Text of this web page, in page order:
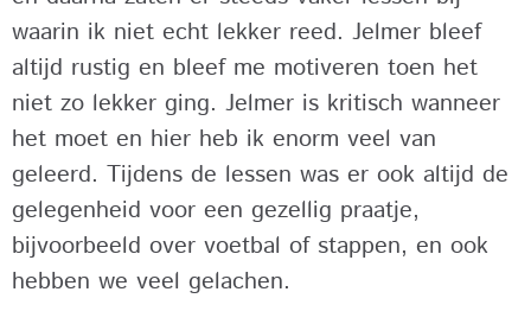
waarin ik niet echt lekker reed. Jelmer bleef
altijd rustig en bleef me motiveren toen het
niet zo lekker ging. Jelmer is kritisch wanneer
het moet en hier heb ik enorm veel van
geleerd. Tijdens de lessen was er ook altijd de
gelegenheid voor een gezellig praatje,
bijvoorbeeld over voetbal of stappen, en ook
hebben we veel gelachen.